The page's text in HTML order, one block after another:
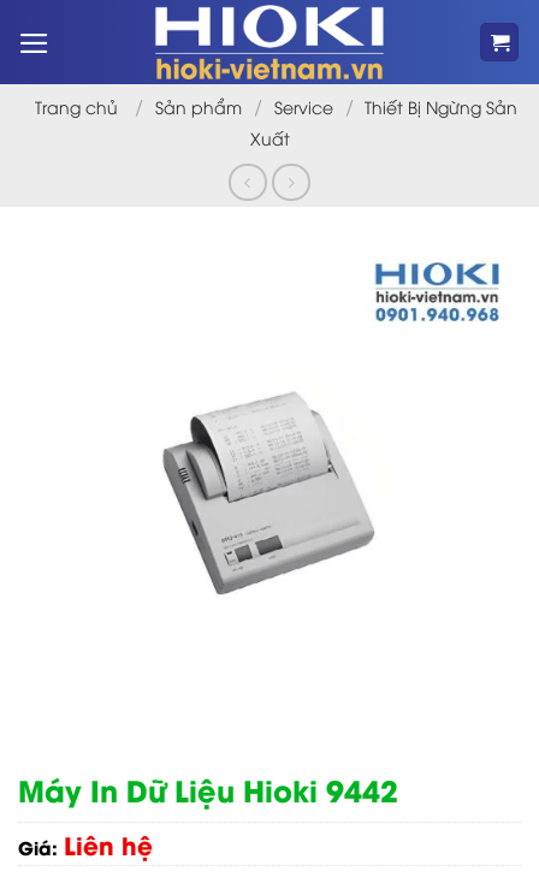
qua
dungTrang chủ / Sản phẩm / Service / Thiết Bị Ngừng Sản
Xuất
Máy In Dữ Liệu Hioki 9442
Giá: Liên hệ